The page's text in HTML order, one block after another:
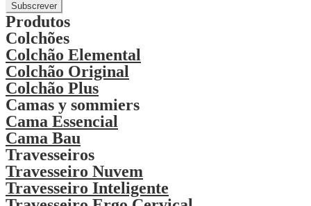
Subscrever
Produtos
Colchões
Colchão Elemental
Colchão Original
Colchão Plus
Camas y sommiers
Cama Essencial
Cama Bau
Travesseiros
Travesseiro Nuvem
Travesseiro Inteligente